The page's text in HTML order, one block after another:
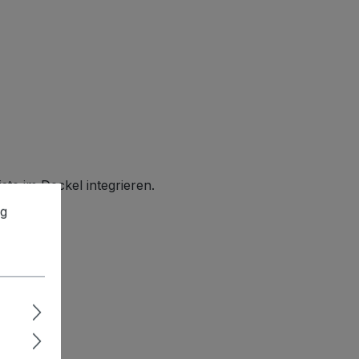
im Deckel integrieren.